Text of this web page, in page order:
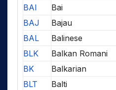
BAI
Bai
BAJ
Bajau
BAL
Balinese
BLK
Balkan Romani
BK
Balkarian
BLT
Balti